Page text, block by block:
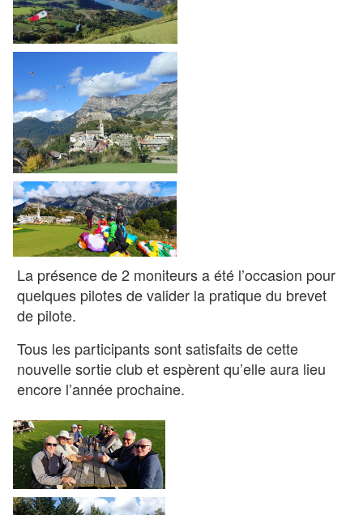
La présence de 2 moniteurs a été l’occasion pour
quelques pilotes de valider la pratique du brevet
de pilote.
Tous les participants sont satisfaits de cette
nouvelle sortie club et espèrent qu’elle aura lieu
encore l’année prochaine.